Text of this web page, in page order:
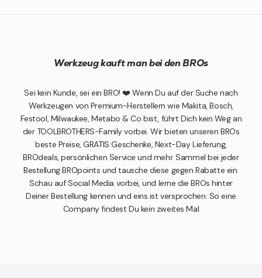
Werkzeug kauft man bei den BROs
Sei kein Kunde, sei ein BRO! ❤️ Wenn Du auf der Suche nach
Werkzeugen von Premium-Herstellern wie Makita, Bosch,
Festool, Milwaukee, Metabo & Co bist, führt Dich kein Weg an
der TOOLBROTHERS-Family vorbei. Wir bieten unseren BROs
beste Preise, GRATIS Geschenke, Next-Day Lieferung,
BROdeals, persönlichen Service und mehr. Sammel bei jeder
Bestellung BROpoints und tausche diese gegen Rabatte ein.
Schau auf Social Media vorbei, und lerne die BROs hinter
Deiner Bestellung kennen und eins ist versprochen: So eine
Company findest Du kein zweites Mal